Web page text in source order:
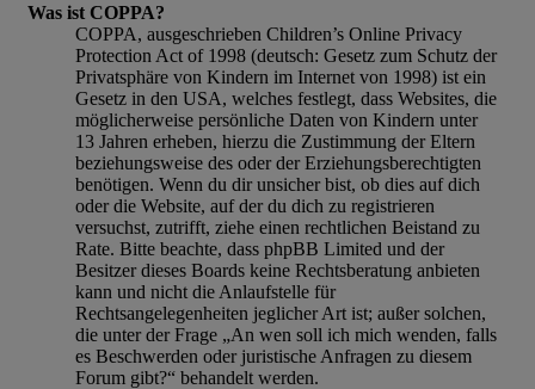
Was ist COPPA?
COPPA, ausgeschrieben Children’s Online Privacy
Protection Act of 1998 (deutsch: Gesetz zum Schutz der
Privatsphäre von Kindern im Internet von 1998) ist ein
Gesetz in den USA, welches festlegt, dass Websites, die
möglicherweise persönliche Daten von Kindern unter
13 Jahren erheben, hierzu die Zustimmung der Eltern
beziehungsweise des oder der Erziehungsberechtigten
benötigen. Wenn du dir unsicher bist, ob dies auf dich
oder die Website, auf der du dich zu registrieren
versuchst, zutrifft, ziehe einen rechtlichen Beistand zu
Rate. Bitte beachte, dass phpBB Limited und der
Besitzer dieses Boards keine Rechtsberatung anbieten
kann und nicht die Anlaufstelle für
Rechtsangelegenheiten jeglicher Art ist; außer solchen,
die unter der Frage „An wen soll ich mich wenden, falls
es Beschwerden oder juristische Anfragen zu diesem
Forum gibt?“ behandelt werden.